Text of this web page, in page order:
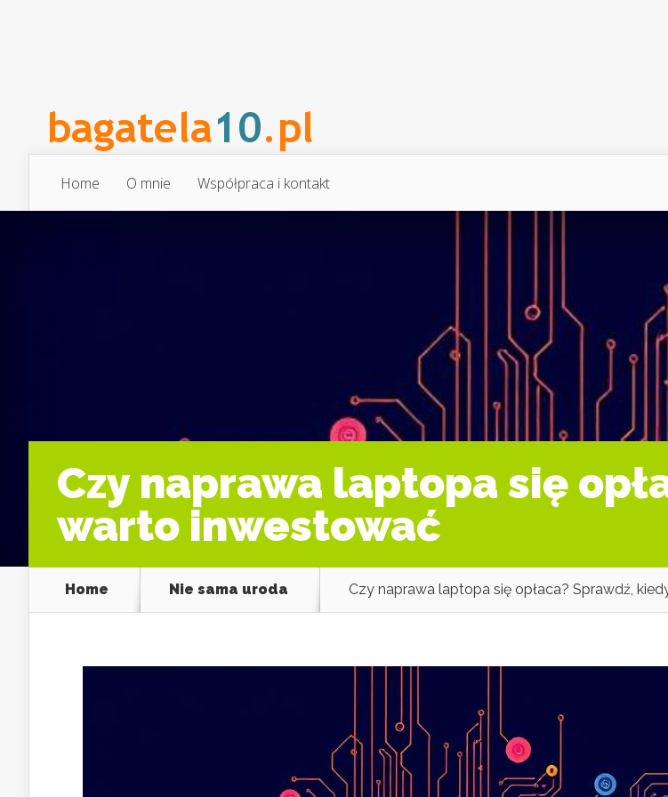
Home O mnie Współpraca i kontakt
Czy naprawa laptopa się
warto inwestować
Home Nie sama uroda Czy naprawa laptopa się opłaca? Sprawdź,